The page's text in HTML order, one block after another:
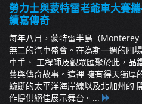
勞力士與蒙特雷老爺車大賽
續寫傳奇
每年八月，蒙特雷半島（
無二的汽車盛會。在為期一週的四
車手、 工程師及觀眾匯聚於此，品
藝與傳奇故事。這裡 擁有得天獨厚
蜿蜒的太平洋海岸線以及北加州的
作提供絕佳展示舞台。...